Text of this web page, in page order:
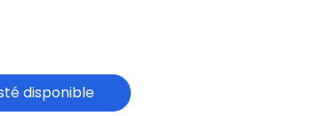
disponible